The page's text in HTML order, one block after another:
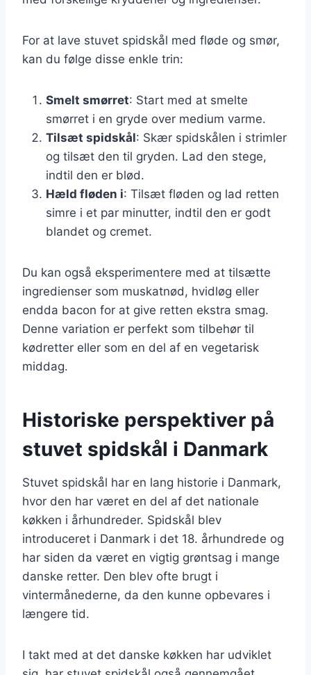
For at lave stuvet spidskål med fløde og smør,
kan du følge disse enkle trin:
Smelt smørret: Start med at smelte
smørret i en gryde over medium varme.
Tilsæt spidskål: Skær spidskålen i strimler
og tilsæt den til gryden. Lad den stege,
indtil den er blød.
Hæld fløden i: Tilsæt fløden og lad retten
simre i et par minutter, indtil den er godt
blandet og cremet.
Du kan også eksperimentere med at tilsætte
ingredienser som muskatnød, hvidløg eller
endda bacon for at give retten ekstra smag.
Denne variation er perfekt som tilbehør til
kødretter eller som en del af en vegetarisk
middag.
Historiske perspektiver på
stuvet spidskål i Danmark
Stuvet spidskål har en lang historie i Danmark,
hvor den har været en del af det nationale
køkken i århundreder. Spidskål blev
introduceret i Danmark i det 18. århundrede og
har siden da været en vigtig grøntsag i mange
danske retter. Den blev ofte brugt i
vintermånederne, da den kunne opbevares i
længere tid.
I takt med at det danske køkken har udviklet